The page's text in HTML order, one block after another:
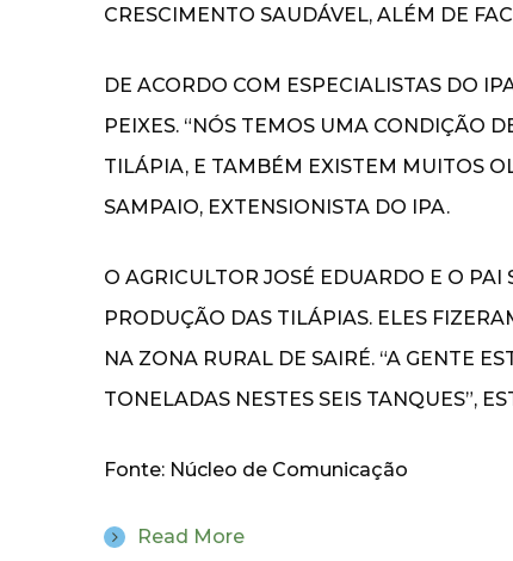
CRESCIMENTO SAUDÁVEL, ALÉM DE
DE ACORDO COM ESPECIALISTAS DO
PEIXES. “NÓS TEMOS UMA CONDIÇÃO
TILÁPIA, E TAMBÉM EXISTEM MUITOS
SAMPAIO, EXTENSIONISTA DO IPA.
O AGRICULTOR JOSÉ EDUARDO E O
PRODUÇÃO DAS TILÁPIAS. ELES
NA ZONA RURAL DE SAIRÉ. “A GENTE
TONELADAS NESTES SEIS TANQUES”,
Fonte: Núcleo de Comunicação
Read More